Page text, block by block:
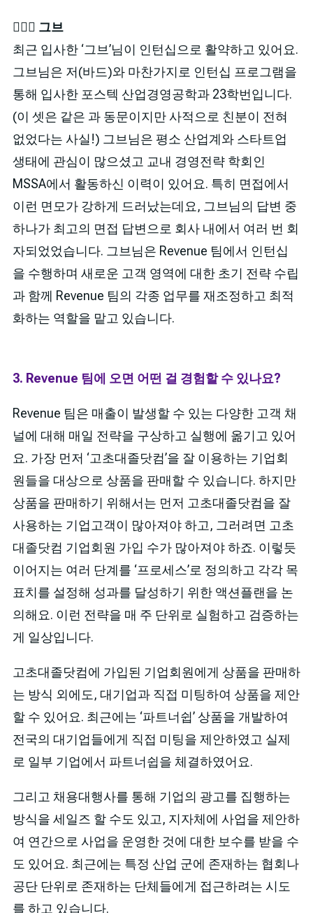
🙎🏻‍♂️ 그브
최근 입사한 ‘그브’님이 인턴십으로 활약하고 있어요.
그브님은 저(바드)와 마찬가지로 인턴십 프로그램을
통해 입사한 포스텍 산업경영공학과 23학번입니다.
(이 셋은 같은 과 동문이지만 사적으로 친분이 전혀
없었다는 사실!) 그브님은 평소 산업계와 스타트업
생태에 관심이 많으셨고 교내 경영전략 학회인
MSSA에서 활동하신 이력이 있어요. 특히 면접에서
이런 면모가 강하게 드러났는데요, 그브님의 답변 중
하나가 최고의 면접 답변으로 회사 내에서 여러 번 회
자되었었습니다. 그브님은 Revenue 팀에서 인턴십
을 수행하며 새로운 고객 영역에 대한 초기 전략 수립
과 함께 Revenue 팀의 각종 업무를 재조정하고 최적
화하는 역할을 맡고 있습니다.
3. Revenue 팀에 오면 어떤 걸 경험할 수 있나요?
Revenue 팀은 매출이 발생할 수 있는 다양한 고객 채
널에 대해 매일 전략을 구상하고 실행에 옮기고 있어
요. 가장 먼저 ‘고초대졸닷컴’을 잘 이용하는 기업회
원들을 대상으로 상품을 판매할 수 있습니다. 하지만
상품을 판매하기 위해서는 먼저 고초대졸닷컴을 잘
사용하는 기업고객이 많아져야 하고, 그러려면 고초
대졸닷컴 기업회원 가입 수가 많아져야 하죠. 이렇듯
이어지는 여러 단계를 ‘프로세스’로 정의하고 각각 목
표치를 설정해 성과를 달성하기 위한 액션플랜을 논
의해요. 이런 전략을 매 주 단위로 실험하고 검증하는
게 일상입니다.
고초대졸닷컴에 가입된 기업회원에게 상품을 판매하
는 방식 외에도, 대기업과 직접 미팅하여 상품을 제안
할 수 있어요. 최근에는 ‘파트너쉽’ 상품을 개발하여
전국의 대기업들에게 직접 미팅을 제안하였고 실제
로 일부 기업에서 파트너쉽을 체결하였어요.
그리고 채용대행사를 통해 기업의 광고를 집행하는
방식을 세일즈 할 수도 있고, 지자체에 사업을 제안하
여 연간으로 사업을 운영한 것에 대한 보수를 받을 수
도 있어요. 최근에는 특정 산업 군에 존재하는 협회나
공단 단위로 존재하는 단체들에게 접근하려는 시도
를 하고 있습니다.